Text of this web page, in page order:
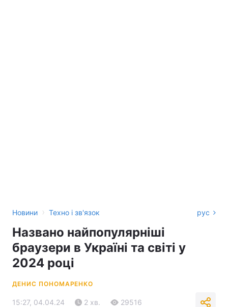
Новини › Техно і зв'язок рус
Названо найпопулярніші
браузери в Україні та світі у
2024 році
ДЕНИС ПОНОМАРЕНКО
15:27, 04.04.24 2 хв. 29516